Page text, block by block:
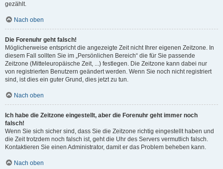
gezählt.
Nach oben
Die Forenuhr geht falsch!
Möglicherweise entspricht die angezeigte Zeit nicht Ihrer eigenen Zeitzone. In
diesem Fall sollten Sie im „Persönlichen Bereich“ die für Sie passende
Zeitzone (Mitteleuropäische Zeit, ...) festlegen. Die Zeitzone kann dabei nur
von registrierten Benutzern geändert werden. Wenn Sie noch nicht registriert
sind, ist dies ein guter Grund, dies jetzt zu tun.
Nach oben
Ich habe die Zeitzone eingestellt, aber die Forenuhr geht immer noch
falsch!
Wenn Sie sich sicher sind, dass Sie die Zeitzone richtig eingestellt haben und
die Zeit trotzdem noch falsch ist, geht die Uhr des Servers vermutlich falsch.
Kontaktieren Sie einen Administrator, damit er das Problem beheben kann.
Nach oben